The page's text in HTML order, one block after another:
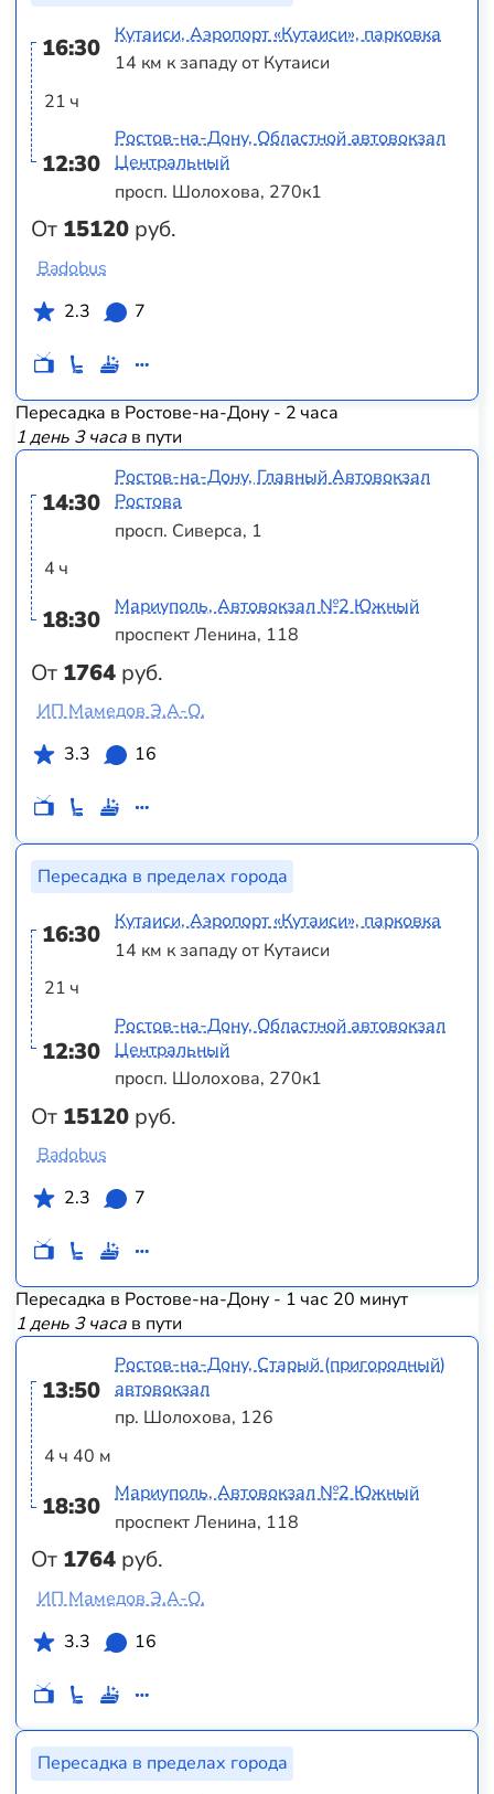
16:30
21 ч
12:30
От 15120 руб.
Кутаиси, Аэропорт «Кутаиси», парковка
14 км к западу от Кутаиси
Ростов-на-Дону, Областной автовокзал
Центральный
просп. Шолохова, 270к1
Badobus
2.3
7
Пересадка в Ростове-на-Дону - 2 часа
1 день 3 часав пути
14:30
4 ч
18:30
От 1764 руб.
Ростов-на-Дону, Главный Автовокзал
Ростова
просп. Сиверса, 1
Мариуполь, Автовокзал №2 Южный
проспект Ленина, 118
ИП Мамедов Э.А-О.
3.3
16
Пересадка в пределах города
16:30
21 ч
12:30
От 15120 руб.
Кутаиси, Аэропорт «Кутаиси», парковка
14 км к западу от Кутаиси
Ростов-на-Дону, Областной автовокзал
Центральный
просп. Шолохова, 270к1
Badobus
2.3
7
Пересадка в Ростове-на-Дону - 1 час 20 минут
1 день 3 часав пути
13:50
4 ч 40 м
18:30
От 1764 руб.
Ростов-на-Дону, Старый (пригородный)
автовокзал
пр. Шолохова, 126
Мариуполь, Автовокзал №2 Южный
проспект Ленина, 118
ИП Мамедов Э.А-О.
3.3
16
Пересадка в пределах города